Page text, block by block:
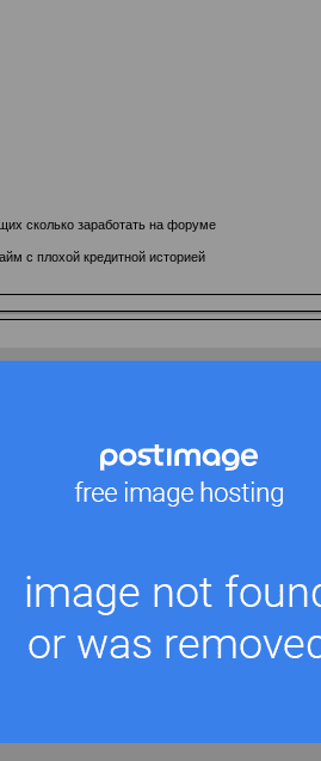
сколько заработать на форуме
с плохой кредитной историей